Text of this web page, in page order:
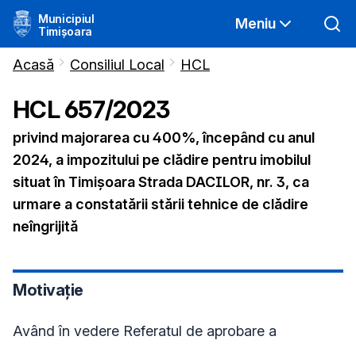
Municipiul
Timișoara
Meniu
Acasă Consiliul Local HCL
HCL657/2023
privind majorarea cu 400%, începând cu anul
2024, a impozitului pe clădire pentru imobilul
situat în Timişoara Strada DACILOR, nr. 3, ca
urmare a constatării stării tehnice de clădire
neîngrijită
Motivație
Având în vedere Referatul de aprobare a